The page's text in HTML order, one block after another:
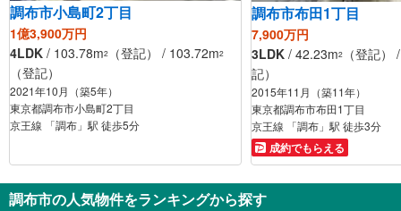
調布市小島町2丁目
1億3,900万円
4LDK / 103.78m2 （登記） / 103.72m2
（登記）
2021年10月（築5年）
東京都調布市小島町2丁目
京王線 「調布」駅 徒歩5分
調布市布田1丁目
7,900万円
3LDK / 42.23m2
（登記
記）
2015年11月（築11年）
東京都調布市布田1丁目
京王線 「調布」駅 徒歩3分
成約でもらえる
調布市の人気物件をランキングから探す